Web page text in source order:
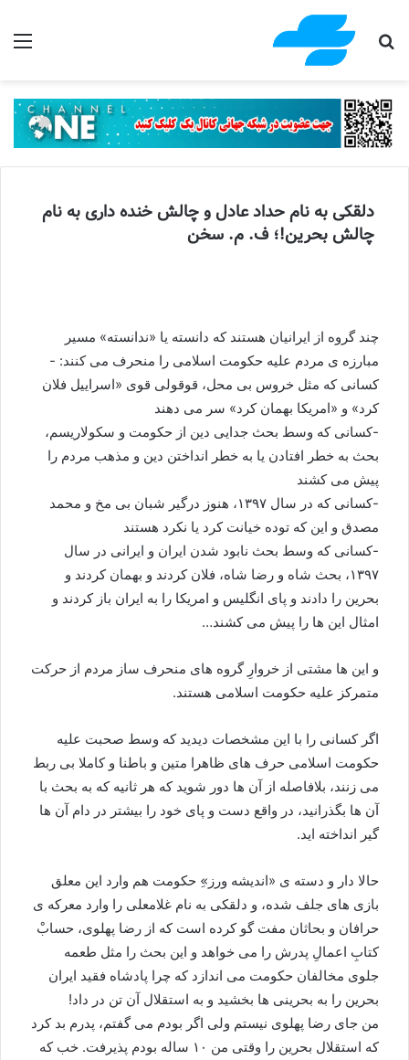
جستجو برای
دلقکی به نام حداد عادل و چالش خنده داری به نام
چالش بحرین!؛ ف. م. سخن
چند گروه از ایرانیان هستند که دانسته یا «ندانسته» مسیر
مبارزه ی مردم علیه حکومت اسلامی را منحرف می کنند: -
کسانی که مثل خروس بی محل، قوقولی قوی «اسراییل فلان
کرد» و «امریکا بهمان کرد» سر می دهند
-کسانی که وسط بحث جدایی دین از حکومت و سکولاریسم،
بحث به خطر افتادن یا به خطر انداختن دین و مذهب مردم را
پیش می کشند
-کسانی که در سال ۱۳۹۷، هنوز درگیر شبان بی مخ و محمد
مصدق و این که توده خیانت کرد یا نکرد هستند
-کسانی که وسط بحث نابود شدن ایران و ایرانی در سال
۱۳۹۷، بحث شاه و رضا شاه، فلان کردند و بهمان کردند و
بحرین را دادند و پای انگلیس و امریکا را به ایران باز کردند و
امثال این ها را پیش می کشند…
و این ها مشتی از خروارِ گروه های منحرف ساز مردم از حرکت
متمرکز علیه حکومت اسلامی هستند.
اگر کسانی را با این مشخصات دیدید که وسط صحبت علیه
حکومت اسلامی حرف های ظاهرا متین و باطنا و کاملا بی ربط
می زنند، بلافاصله از آن ها دور شوید که هر ثانیه که به بحث با
آن ها بگذرانید، در واقع دست و پای خود را بیشتر در دام آن ها
گیر انداخته اید.
حالا دار و دسته ی «اندیشه ورز»ِ حکومت هم وارد این معلق
بازی های جلف شده، و دلقکی به نام غلامعلی را وارد معرکه ی
حرافان و بحاثان مفت گو کرده است که از رضا پهلوی، حسابْ
کتابِ اعمالِ پدرش را می خواهد و این بحث را مثل طعمه
جلوی مخالفان حکومت می اندازد که چرا پادشاه فقید ایران
بحرین را به بحرینی ها بخشید و به استقلال آن تن در داد!
من جای رضا پهلوی نیستم ولی اگر بودم می گفتم، پدرم بد کرد
که استقلال بحرین را وقتی من ۱۰ ساله بودم پذیرفت. خب که